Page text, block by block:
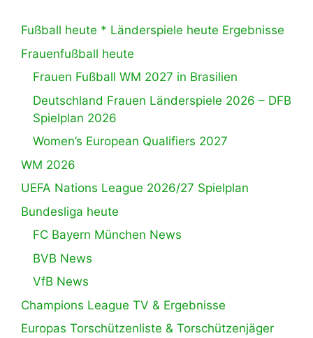
Fußball heute * Länderspiele heute Ergebnisse
Frauenfußball heute
Frauen Fußball WM 2027 in Brasilien
Deutschland Frauen Länderspiele 2026 – DFB
Spielplan 2026
Women’s European Qualifiers 2027
WM 2026
UEFA Nations League 2026/27 Spielplan
Bundesliga heute
FC Bayern München News
BVB News
VfB News
Champions League TV & Ergebnisse
Europas Torschützenliste & Torschützenjäger